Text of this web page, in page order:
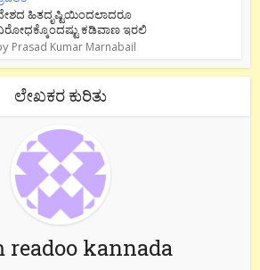
ಹಿತದೃಷ್ಟಿಯಿಂದಲಾದರೂ
ಕಡಿವಾಣ ಇರಲಿ
Prasad Kumar Marnabail
ಲೇಖಕರ ಕುರಿತು
readoo kannada